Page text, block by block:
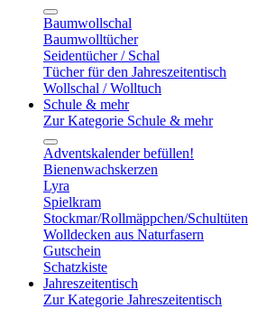
Baumwollschal
Baumwolltücher
Seidentücher / Schal
Tücher für den Jahreszeitentisch
Wollschal / Wolltuch
Schule & mehr
Zur Kategorie Schule & mehr
Adventskalender befüllen!
Bienenwachskerzen
Lyra
Spielkram
Stockmar/Rollmäppchen/Schultüten
Wolldecken aus Naturfasern
Gutschein
Schatzkiste
Jahreszeitentisch
Zur Kategorie Jahreszeitentisch